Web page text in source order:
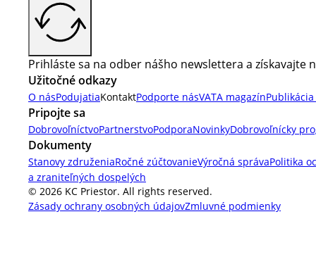
Prihláste sa na odber nášho newslettera a získavajte
Užitočné odkazy
O násPodujatiaKontaktPodporte násVATA magazín
Pripojte sa
DobrovoľníctvoPartnerstvoPodporaNovinkyDobrovoľnícky
Dokumenty
Stanovy združeniaRočné zúčtovanieVýročná správaPolitika
a zraniteľných dospelých
© 2026 KC Priestor. All rights reserved.
Zásady ochrany osobných údajovZmluvné podmienky